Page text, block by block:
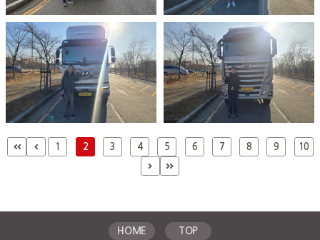
1 2 3 4 5 6 7 8 9 10
HOME TOP